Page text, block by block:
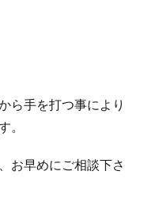
ら手を打つ事により
。
お早めにご相談下さ